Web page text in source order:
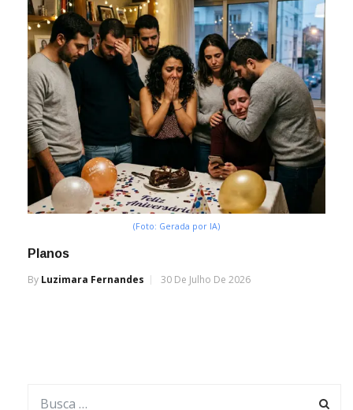
(Foto: Gerada por IA)
Planos
By Luzimara Fernandes 30 De Julho De 2026